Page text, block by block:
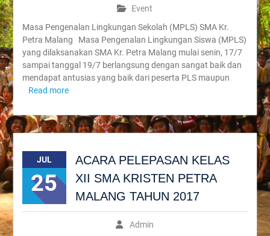
Event
Masa Pengenalan Lingkungan Sekolah (MPLS) SMA Kr.
Petra Malang Masa Pengenalan Lingkungan Siswa (MPLS)
yang dilaksanakan SMA Kr. Petra Malang mulai senin, 17/7
sampai tanggal 19/7 berlangsung dengan sangat baik dan
mendapat antusias yang baik dari peserta PLS maupun
Read more
JUL
25
ACARA PELEPASAN KELAS
XII SMA KRISTEN PETRA
MALANG TAHUN 2017
Admin